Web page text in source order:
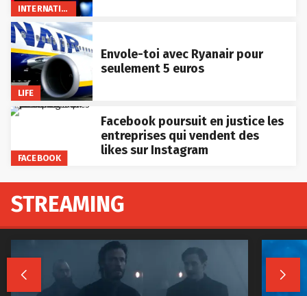
INTERNATIONAL
LIFE
Envole-toi avec Ryanair pour
seulement 5 euros
FACEBOOK
Facebook poursuit en justice les
entreprises qui vendent des
likes sur Instagram
STREAMING
 